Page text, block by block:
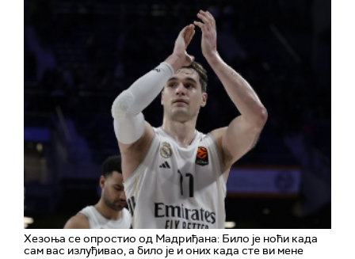
Хезоња се опростио од Мадриђана: Било је ноћи када
сам вас излуђивао, а било је и оних када сте ви мене